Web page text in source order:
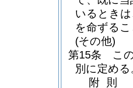
いるとき
を命ずる
(その他)
第15条
こ
別に定める
附 則